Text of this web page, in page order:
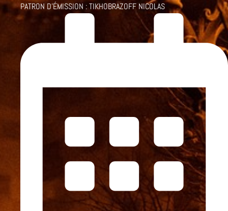
PATRON D'ÉMISSION :TIKHOBRAZOFF NICOLAS